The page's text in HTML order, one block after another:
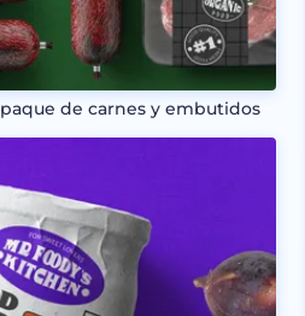
de carnes y embutidos